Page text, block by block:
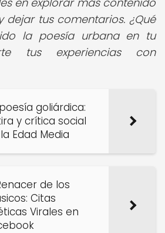
dejar tus comentarios. ¿Qué
la poesía urbana en tu
tus experiencias con
goliárdica:
y crítica social
Edad Media
de los
Citas
Virales en